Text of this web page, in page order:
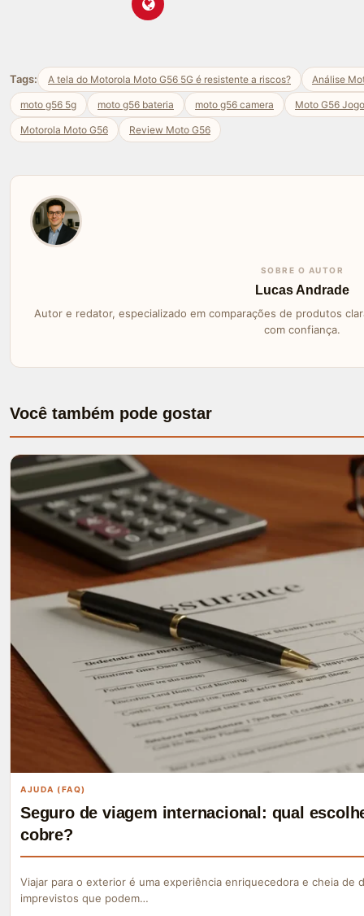
Tags: A tela do Motorola Moto G56 5G é resistente a riscos? Análise
moto g56 5g moto g56 bateria moto g56 camera Moto G56
Motorola Moto G56 Review Moto G56
SOBRE O AUTOR
Lucas Andrade
Autor e redator, especializado em comparações de produtos
com confiança.
Você também pode gostar
AJUDA (FAQ)
Seguro de viagem internacional: qual
cobre?
Viajar para o exterior é uma experiência enriquecedora e cheia de
imprevistos que podem…